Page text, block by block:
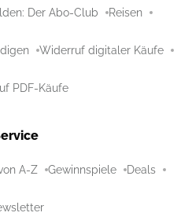
Der Abo-Club Reisen
Widerruf digitaler Käufe
PDF-Käufe
A-Z Gewinnspiele Deals